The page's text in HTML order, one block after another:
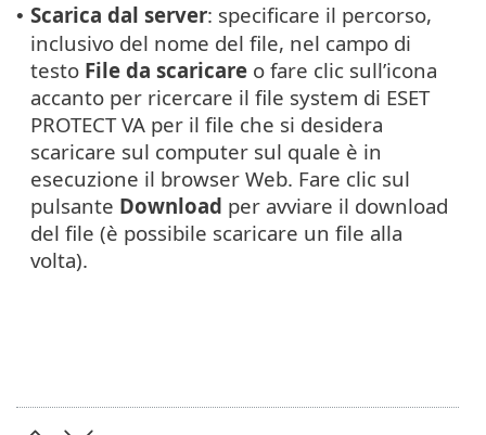
• Scarica dal server: specificare il percorso,
inclusivo del nome del file, nel campo di
testo File da scaricare o fare clic sull’icona
accanto per ricercare il file system di ESET
PROTECT VA per il file che si desidera
scaricare sul computer sul quale è in
esecuzione il browser Web. Fare clic sul
pulsante Download per avviare il download
del file (è possibile scaricare un file alla
volta).